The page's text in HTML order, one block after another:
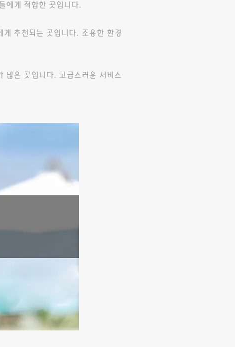
에게 적합한 곳입니다.
추천되는 곳입니다. 조용한 환경
많은 곳입니다. 고급스러운 서비스